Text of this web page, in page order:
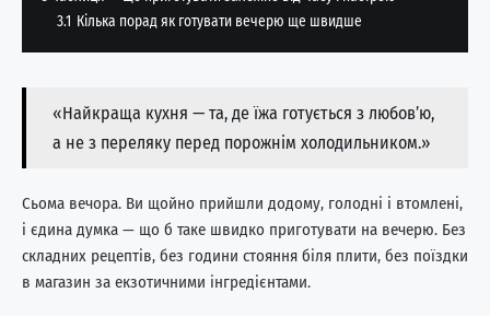
3.1 Кілька порад як готувати вечерю ще швидше
«Найкраща кухня — та, де їжа готується з любов’ю,
а не з переляку перед порожнім холодильником.»
Сьома вечора. Ви щойно прийшли додому, голодні і втомлені,
і єдина думка — що б таке швидко приготувати на вечерю. Без
складних рецептів, без години стояння біля плити, без поїздки
в магазин за екзотичними інгредієнтами.